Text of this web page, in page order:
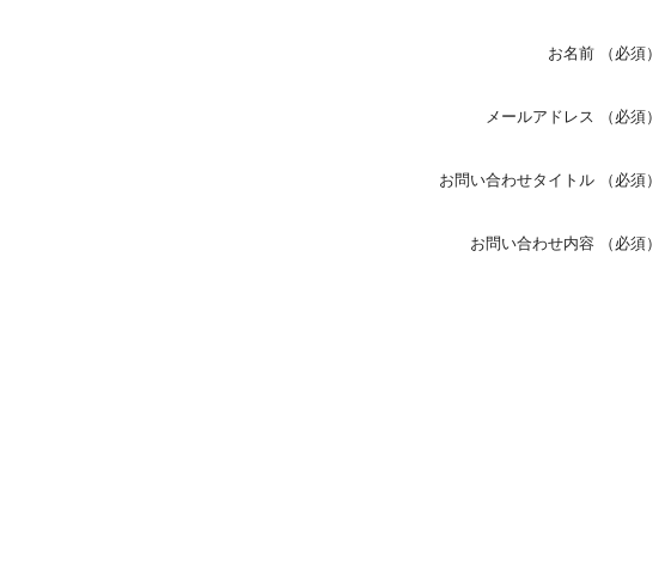
お名前 （必須）
メールアドレス （必須）
お問い合わせタイトル （必須）
お問い合わせ内容 （必須）